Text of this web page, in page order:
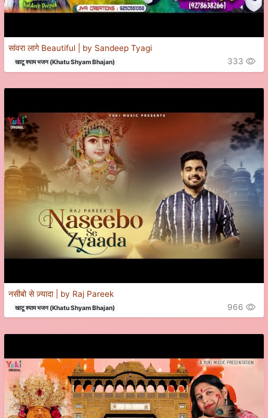
सांवरा लागे Beautiful | by Sandeep Tyagi
खाटू श्याम भजन (Khatu Shyam Bhajan) 333
नसीबो से ज़्यादा | by Raj Pareek
खाटू श्याम भजन (Khatu Shyam Bhajan) 966